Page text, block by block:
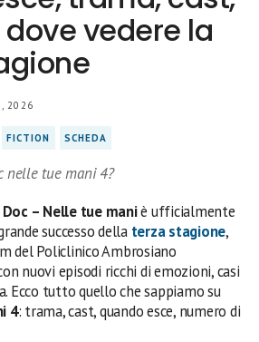
vedere la
2026
FICTION SCHEDA
nelle tue mani 4?
Doc – Nelle tue maniè ufficialmente
successo della terza stagione,
del Policlinico Ambrosiano
nuovi episodi ricchi di emozioni, casi
Ecco tutto quello che sappiamo su
4: trama, cast, quando esce, numero di